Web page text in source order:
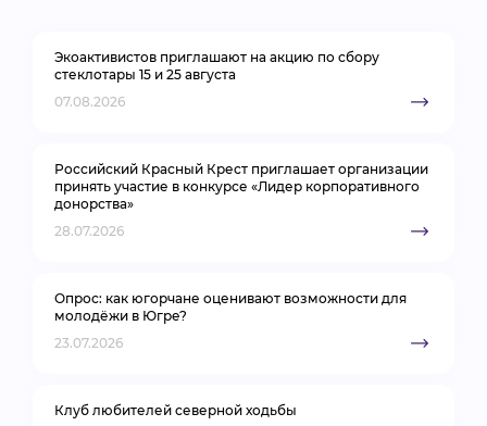
Экоактивистов приглашают на акцию по сбору
стеклотары 15 и 25 августа
07.08.2026
Российский Красный Крест приглашает организации
принять участие в конкурсе «Лидер корпоративного
донорства»
28.07.2026
Опрос: как югорчане оценивают возможности для
молодёжи в Югре?
23.07.2026
Клуб любителей северной ходьбы